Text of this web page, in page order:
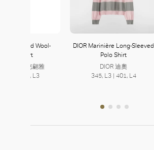
Striped Wool-
Bouclé Skirt
Piana 诺悠翩雅
L2 | 341, L3
DIOR Marinière Long-Sleeved
Polo Shirt
DIOR 迪奧
345, L3 | 401, L4